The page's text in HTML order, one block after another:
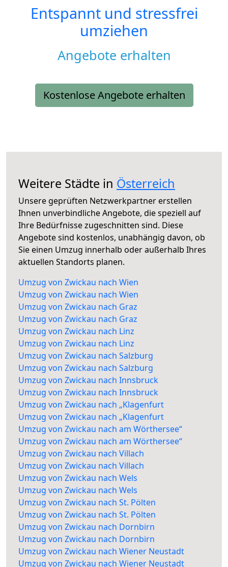
Entspannt und stressfrei
umziehen
Angebote erhalten
Kostenlose Angebote erhalten
Weitere Städte in Österreich
Unsere geprüften Netzwerkpartner erstellen
Ihnen unverbindliche Angebote, die speziell auf
Ihre Bedürfnisse zugeschnitten sind. Diese
Angebote sind kostenlos, unabhängig davon, ob
Sie einen Umzug innerhalb oder außerhalb Ihres
aktuellen Standorts planen.
Umzug von Zwickau nach Wien
Umzug von Zwickau nach Wien
Umzug von Zwickau nach Graz
Umzug von Zwickau nach Graz
Umzug von Zwickau nach Linz
Umzug von Zwickau nach Linz
Umzug von Zwickau nach Salzburg
Umzug von Zwickau nach Salzburg
Umzug von Zwickau nach Innsbruck
Umzug von Zwickau nach Innsbruck
Umzug von Zwickau nach „Klagenfurt
Umzug von Zwickau nach „Klagenfurt
Umzug von Zwickau nach am Wörthersee“
Umzug von Zwickau nach am Wörthersee“
Umzug von Zwickau nach Villach
Umzug von Zwickau nach Villach
Umzug von Zwickau nach Wels
Umzug von Zwickau nach Wels
Umzug von Zwickau nach St. Pölten
Umzug von Zwickau nach St. Pölten
Umzug von Zwickau nach Dornbirn
Umzug von Zwickau nach Dornbirn
Umzug von Zwickau nach Wiener Neustadt
Umzug von Zwickau nach Wiener Neustadt